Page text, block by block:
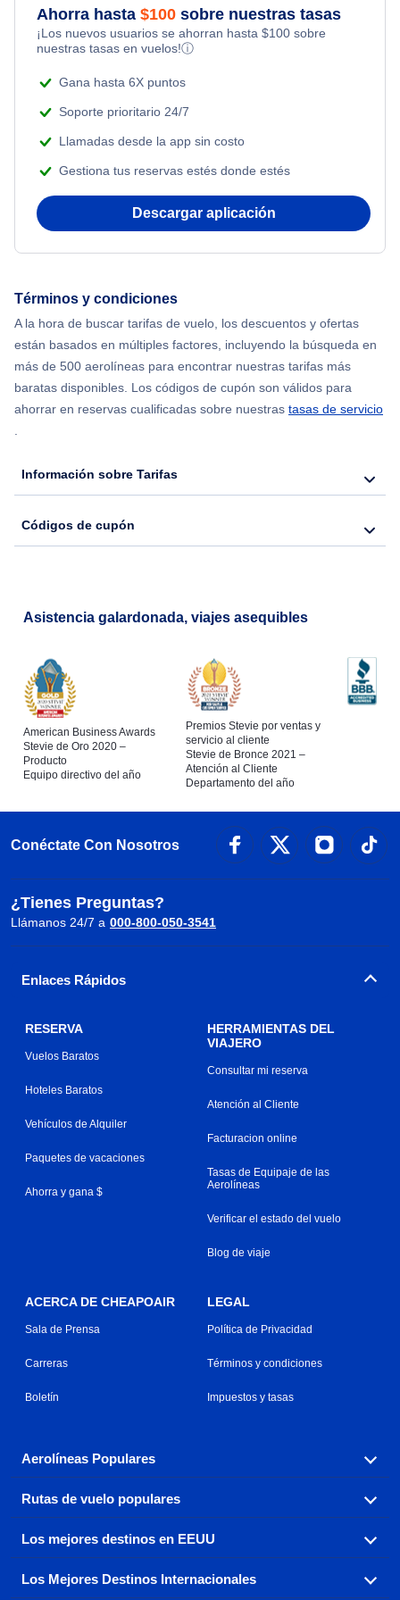
Flights Under $99
Flights Under $199
Flights from Nueva York to Milán
Flights from Nueva York to Estanbul
Flights from Nueva York to Atenas
Flights from Shanghai to Nueva York
Flights from Delhi to Nueva York
Flights from Chicago to Delhi
Flights from Nueva York to Hong Kong
Flights from Nueva York to Lisboa
Honeymoon Vacations
Romantic Vacations
Adventure Vacations
Ahorra hasta $100 sobre nuestras tasas
¡Los nuevos usuarios se ahorran hasta $100 sobre
nuestras tasas en vuelos!ⓘ
Gana hasta 6X puntos
Soporte prioritario 24/7
Llamadas desde la app sin costo
Gestiona tus reservas estés donde estés
Descargar aplicación
Términos y condiciones
A la hora de buscar tarifas de vuelo, los descuentos y ofertas
están basados en múltiples factores, incluyendo la búsqueda en
más de 500 aerolíneas para encontrar nuestras tarifas más
baratas disponibles. Los códigos de cupón son válidos para
ahorrar en reservas cualificadas sobre nuestras tasas de servicio
.
Información sobre Tarifas
Códigos de cupón
Asistencia galardonada, viajes asequibles
American Business Awards
Stevie de Oro 2020 –
Producto
Equipo directivo del año
Premios Stevie por ventas y
servicio al cliente
Stevie de Bronce 2021 –
Atención al Cliente
Departamento del año
Conéctate Con Nosotros
¿Tienes Preguntas?
Llámanos 24/7 a 000-800-050-3541
Enlaces Rápidos
RESERVA
Vuelos Baratos
Hoteles Baratos
Vehículos de Alquiler
Paquetes de vacaciones
Ahorra y gana $
HERRAMIENTAS DEL
VIAJERO
Consultar mi reserva
Atención al Cliente
Facturacion online
Tasas de Equipaje de las
Aerolíneas
Verificar el estado del vuelo
Blog de viaje
ACERCA DE CHEAPOAIR
Sala de Prensa
Carreras
Boletín
LEGAL
Política de Privacidad
Términos y condiciones
Impuestos y tasas
Aerolíneas Populares
Explora nuestras opciones de tarifas aéreas baratas por
aerolínea, con más de 500 opciones para elegir.
Aeromexico
Air France Alaska Airlines
Rutas de vuelo populares
Reserva una de nuestras rutas de vuelo más populares
con tres sencillos clics.
Los mejores destinos en EEUU
Encuentra boletos de avión baratos a destinos
Los Mejores Destinos Internacionales